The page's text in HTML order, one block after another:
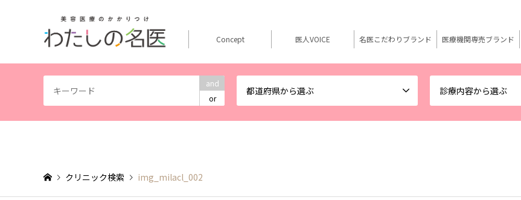
and
or
都道府県から選ぶ 診療内容から選ぶ
Concept 医人VOICE 名医こだわりブランド 医療機関専売ブランド
クリニック検索 img_milacl_002